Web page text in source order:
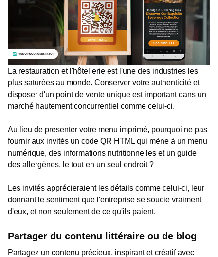
La restauration et l'hôtellerie est l'une des industries les
plus saturées au monde. Conserver votre authenticité et
disposer d'un point de vente unique est important dans un
marché hautement concurrentiel comme celui-ci.
Au lieu de présenter votre menu imprimé, pourquoi ne pas
fournir aux invités un code QR HTML qui mène à un menu
numérique, des informations nutritionnelles et un guide
des allergènes, le tout en un seul endroit ?
Les invités apprécieraient les détails comme celui-ci, leur
donnant le sentiment que l'entreprise se soucie vraiment
d'eux, et non seulement de ce qu'ils paient.
Partager du contenu littéraire ou de blog
Partagez un contenu précieux, inspirant et créatif avec